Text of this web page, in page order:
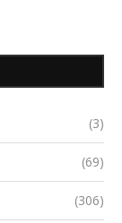
(3)
(69)
(306)